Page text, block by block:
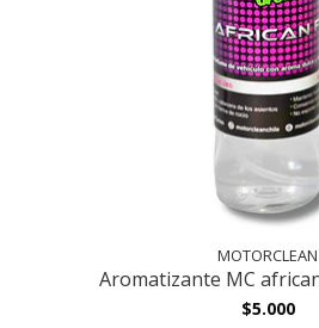
MOTORCLEAN
Aromatizante MC
$5.000